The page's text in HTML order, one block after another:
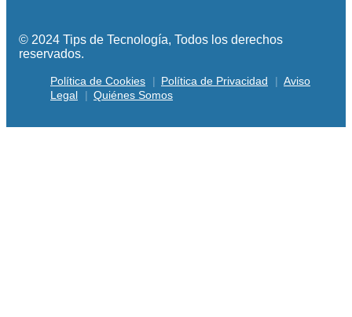
© 2024 Tips de Tecnología, Todos los derechos
reservados.
Política de Cookies Política de Privacidad
Aviso
Legal
Quiénes Somos